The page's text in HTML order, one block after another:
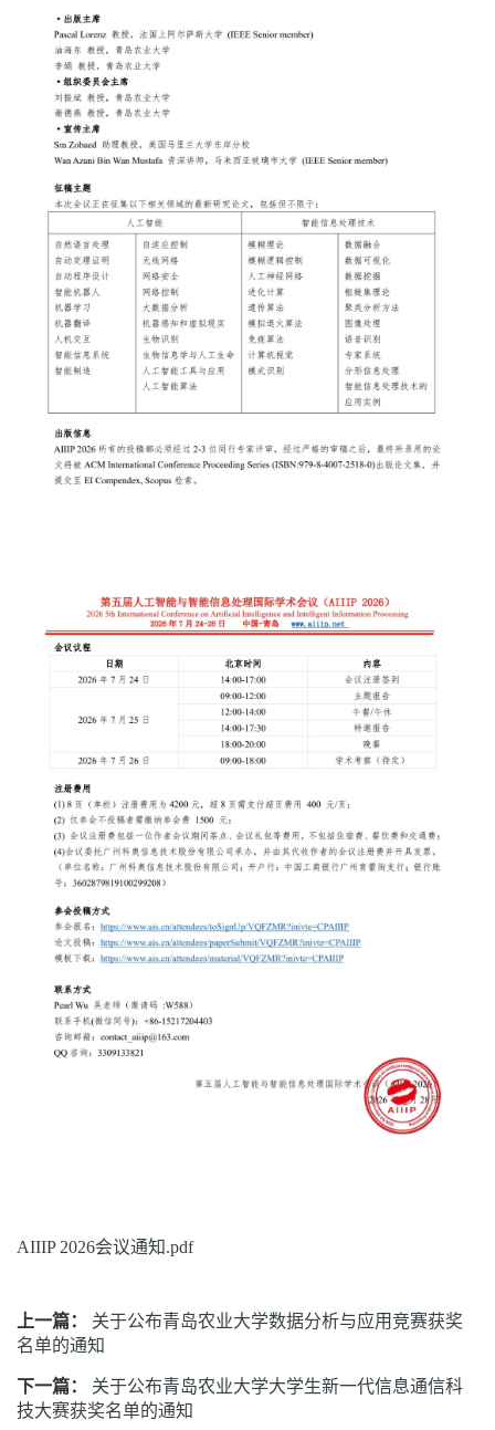
AIIIP 2026会议通知.pdf
上一篇：
关于公布青岛农业大学数据分析与应用竞赛获奖
名单的通知
下一篇：
关于公布青岛农业大学大学生新一代信息通信科
技大赛获奖名单的通知